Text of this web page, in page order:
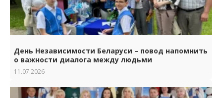
День Независимости Беларуси – повод напомнить
о важности диалога между людьми
11.07.2026